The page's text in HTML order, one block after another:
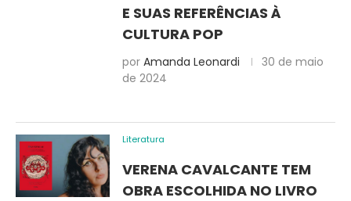
E SUAS REFERÊNCIAS À
CULTURA POP
por Amanda Leonardi
30 de maio
de 2024
Literatura
VERENA CAVALCANTE TEM
OBRA ESCOLHIDA NO LIVRO